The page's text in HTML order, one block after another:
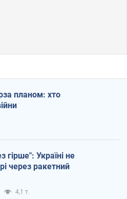
планом: хто
Україні не
через ракетний
4,1 т.